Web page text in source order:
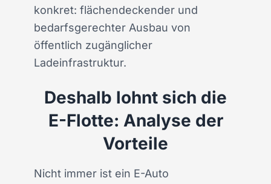
konkret: flächendeckender und
bedarfsgerechter Ausbau von
öffentlich zugänglicher
Ladeinfrastruktur.
Deshalb lohnt sich die
E-Flotte: Analyse der
Vorteile
Nicht immer ist ein E-Auto